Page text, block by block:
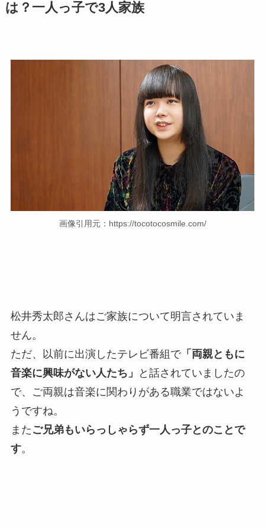
は？一人っ子で3人家族
画像引用元：https://tocotocosmile.com/
松井秀太郎さんはご家族について明言されていま
せん。
ただ、以前に出演したテレビ番組で「両親ともに
音楽に興味がない人たち」
と話されていましたの
で、ご両親は音楽に関わりがある職業ではないよ
うですね。
また ご兄弟もいらっしゃらず一人っ子とのことで
す。